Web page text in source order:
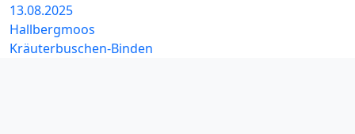
13.08.2025
Hallbergmoos
Kräuterbuschen-Binden